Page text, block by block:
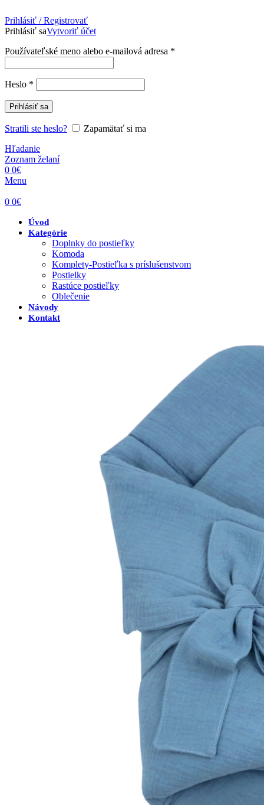
Prihlásiť / Registrovať
Prihlásiť saVytvoriť účet
Používateľské meno alebo e-mailová adresa *
Heslo *
Prihlásiť sa
Stratili ste heslo?
Zapamätať si ma
Hľadanie
Zoznam želaní
0 0€
Menu
0 0€
Úvod
Kategórie
Doplnky do postieľky
Komoda
Komplety-Postieľka s príslušenstvom
Postielky
Rastúce postieľky
Oblečenie
Návody
Kontakt